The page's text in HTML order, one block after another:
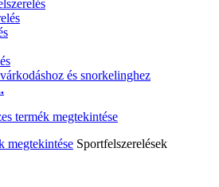
és snorkelinghez
megtekintése Sportfelszerelések